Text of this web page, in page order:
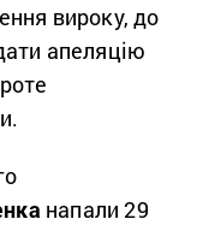
вироку, до
апеляцію
напали 29